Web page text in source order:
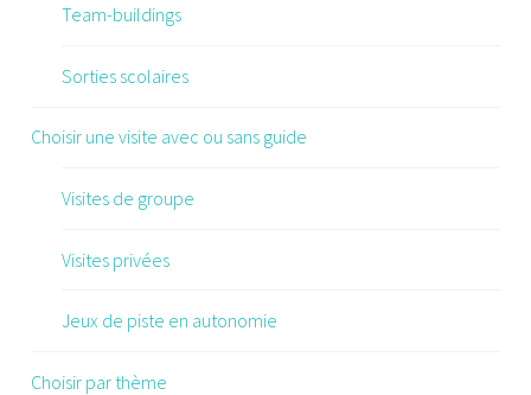
Team-buildings
Sorties scolaires
Choisir une visite avec ou sans guide
Visites de groupe
Visites privées
Jeux de piste en autonomie
Choisir par thème